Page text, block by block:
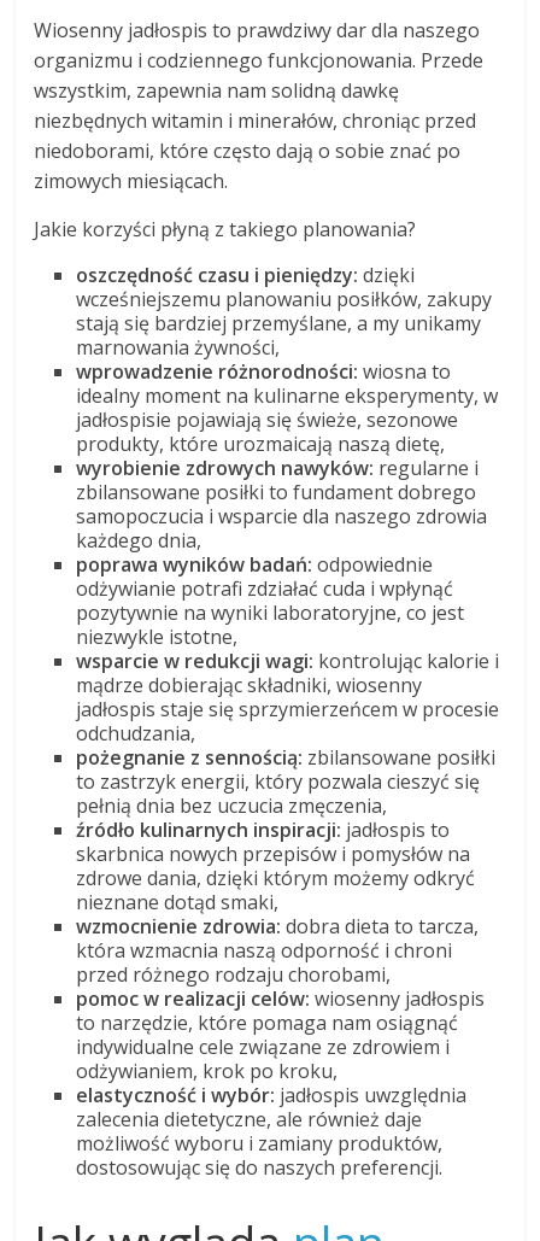
Wiosenny jadłospis to prawdziwy dar dla naszego
organizmu i codziennego funkcjonowania. Przede
wszystkim, zapewnia nam solidną dawkę
niezbędnych witamin i minerałów, chroniąc przed
niedoborami, które często dają o sobie znać po
zimowych miesiącach.
Jakie korzyści płyną z takiego planowania?
oszczędność czasu i pieniędzy: dzięki
wcześniejszemu planowaniu posiłków, zakupy
stają się bardziej przemyślane, a my unikamy
marnowania żywności,
wprowadzenie różnorodności: wiosna to
idealny moment na kulinarne eksperymenty, w
jadłospisie pojawiają się świeże, sezonowe
produkty, które urozmaicają naszą dietę,
wyrobienie zdrowych nawyków: regularne i
zbilansowane posiłki to fundament dobrego
samopoczucia i wsparcie dla naszego zdrowia
każdego dnia,
poprawa wyników badań: odpowiednie
odżywianie potrafi zdziałać cuda i wpłynąć
pozytywnie na wyniki laboratoryjne, co jest
niezwykle istotne,
wsparcie w redukcji wagi: kontrolując kalorie i
mądrze dobierając składniki, wiosenny
jadłospis staje się sprzymierzeńcem w procesie
odchudzania,
pożegnanie z sennością: zbilansowane posiłki
to zastrzyk energii, który pozwala cieszyć się
pełnią dnia bez uczucia zmęczenia,
źródło kulinarnych inspiracji: jadłospis to
skarbnica nowych przepisów i pomysłów na
zdrowe dania, dzięki którym możemy odkryć
nieznane dotąd smaki,
wzmocnienie zdrowia: dobra dieta to tarcza,
która wzmacnia naszą odporność i chroni
przed różnego rodzaju chorobami,
pomoc w realizacji celów: wiosenny jadłospis
to narzędzie, które pomaga nam osiągnąć
indywidualne cele związane ze zdrowiem i
odżywianiem, krok po kroku,
elastyczność i wybór: jadłospis uwzględnia
zalecenia dietetyczne, ale również daje
możliwość wyboru i zamiany produktów,
dostosowując się do naszych preferencji.